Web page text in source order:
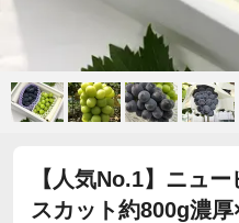
【人気No.1】ニュ
スカット約800g濃